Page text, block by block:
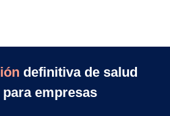
definitiva de salud
empresas